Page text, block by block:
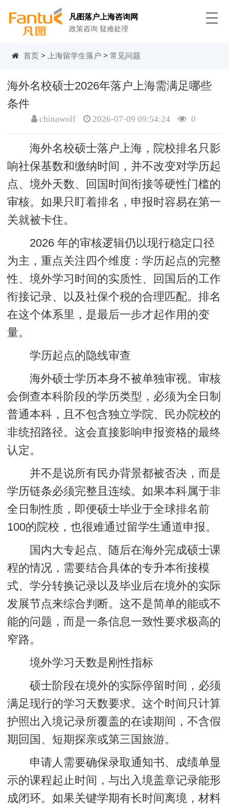
凡图落户上海咨询网
政策咨询 疑难处理
首页 > 上海留学生落户 >常见问题
海外名校硕士2026年落户上海需满足哪些
条件
chinawolf 2026-07-09 09:54:24 0
海外名校硕士落户上海，院校排名只影
响社保基数和缴纳时间，并不改变对学历起
点、境外天数、回国时间衔接等硬性门槛的
审核。如果只盯着排名，申报时容易在第一
关就被卡住。
2026 年的审核逻辑仍以现行稳定口径
为主，重点关注四个维度：学历起点的完整
性、境外学习时间的实质性、回国后的工作
衔接记录、以及社保个税的合理匹配。排名
在这个体系里，是最后一步才起作用的变
量。
学历起点的隐线审查
海外硕士学历本身不被单独审视。审核
会倒查本科阶段的学历类型，必须为全日制
普通本科，且不包含独立学院、民办院校的
非统招路径。这会直接影响申报资格的最终
认定。
并不是说所有民办背景都被否决，而是
学历链条必须完整且连续。如果本科属于非
全日制性质，即便硕士毕业于全球排名前
100的院校，也很难通过留学生通道申报。
国内大专起点、随后在海外完成硕士课
程的情况，需要结合具体的专升本衔接模
式、学分转换记录以及毕业后在境外的实际
发展节点来综合判断。这不是简单的能或不
能的问题，而是一条信息一致性要求极高的
窄路。
境外学习天数是刚性指标
硕士阶段在境外的实际停留时间，必须
满足现行的学习天数要求。这个时间只计算
护照出入境记录所覆盖的在读期间，不含假
期回国、短期探亲或第三国旅游。
申请人需要确保录取通知书、成绩单显
示的课程起止时间，与出入境盖章记录能形
成闭环。如果关键学期有长时间离境，材料